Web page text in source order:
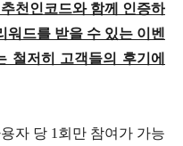
천인코드와 함께 인증하
워드를 받을 수 있는 이벤
철저히 고객들의 후기에
자 당 1회만 참여가 가능